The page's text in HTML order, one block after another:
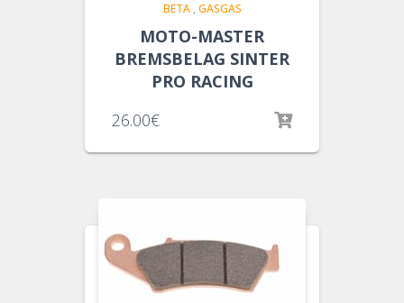
BETA, GASGAS
MOTO-MASTER
BREMSBELAG SINTER
PRO RACING
26.00€